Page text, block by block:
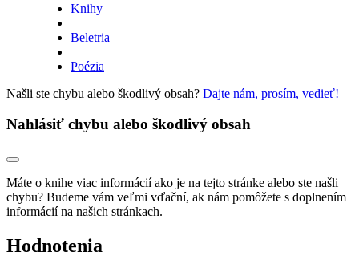
Knihy
Beletria
Poézia
Našli ste chybu alebo škodlivý obsah? Dajte nám, prosím, vedieť!
Nahlásiť chybu alebo škodlivý obsah
Máte o knihe viac informácií ako je na tejto stránke alebo ste našli
chybu? Budeme vám veľmi vďační, ak nám pomôžete s doplnením
informácií na našich stránkach.
Hodnotenia